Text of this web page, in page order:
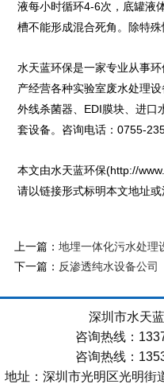
液每小时循环4-6次，底罐液
槽不能形成混合死角。除特殊
水天蓝环保是一家专业从事
产经营各种实验室废水处理设
外线杀菌器、EDI膜块、进口
套设备。咨询电话：0755-
本文由水天蓝环保(http://
请以链接形式标明本文地址
上一篇： 地埋一体化污水处理
下一篇： 反渗透纯水设备公司
深圳市水天
咨询热线：
咨询热线：
地址：深圳市光明区光明街